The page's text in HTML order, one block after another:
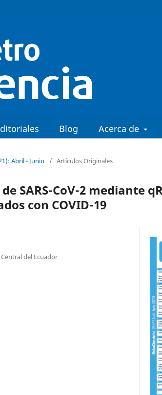
Blog Acerca de
Abril - Junio / Artículos Originales
SARS-CoV-2 mediante
con COVID-19
del Ecuador